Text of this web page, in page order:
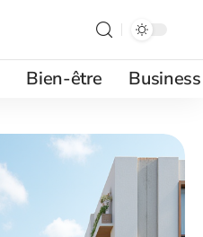
Bien-être Business